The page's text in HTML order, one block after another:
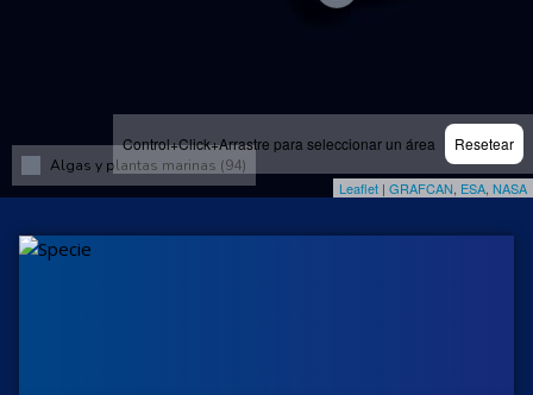
Control+Click+Arrastre para seleccionar un área Resetear
Algas y plantas marinas (94)
Leaflet | GRAFCAN ESA NASA